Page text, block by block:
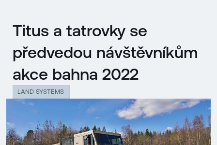
Titus a tatrovky se
předvedou návštěvníkům
akce bahna 2022
LAND SYSTEMS